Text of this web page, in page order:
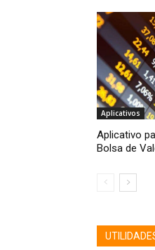
Aplicativos
Aplicativo
Bolsa de